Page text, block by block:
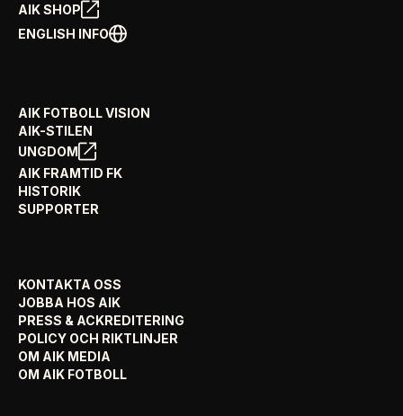
AIK SHOP
ENGLISH INFO
AIK FOTBOLL VISION
AIK-STILEN
UNGDOM
AIK FRAMTID FK
HISTORIK
SUPPORTER
KONTAKTA OSS
JOBBA HOS AIK
PRESS & ACKREDITERING
POLICY OCH RIKTLINJER
OM AIK MEDIA
OM AIK FOTBOLL